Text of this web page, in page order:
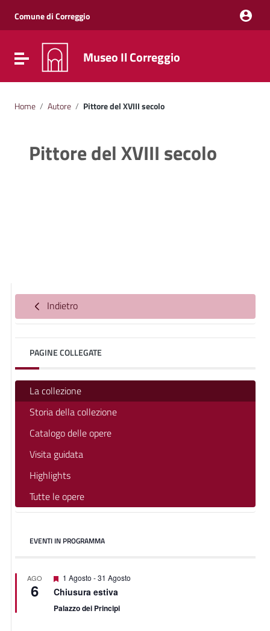
Vai al menu di navigazione
Vai al footer
Comune di Correggio
Attiva / disattiva la navigazione
Museo Il Correggio
Home / Autore / Pittore del XVIII secolo
Pittore del XVIII secolo
Indietro
PAGINE COLLEGATE
La collezione
Storia della collezione
Catalogo delle opere
Visita guidata
Highlights
Tutte le opere
EVENTI IN PROGRAMMA
AGO
6
Featured
1 Agosto -31 Agosto
Chiusura estiva
Palazzo dei Principi